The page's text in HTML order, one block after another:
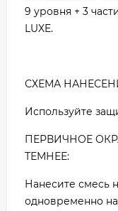
9 уровня + 3
LUXE.
СХЕМА
Используйте
ПЕРВИЧНОЕ
ТЕМНЕЕ:
Нанесите смесь
одновременно